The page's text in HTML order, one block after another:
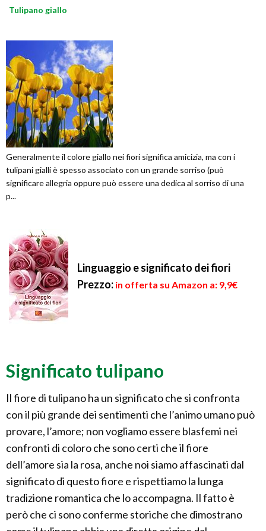
Tulipano giallo
Generalmente il colore giallo nei fiori significa amicizia, ma con i
tulipani gialli è spesso associato con un grande sorriso (può
significare allegria oppure può essere una dedica al sorriso di una
p...
Linguaggio e significato dei fiori
Prezzo: in offerta su Amazon a: 9,9€
Significato tulipano
Il fiore di tulipano ha un significato che si confronta
con il più grande dei sentimenti che l’animo umano può
provare, l’amore; non vogliamo essere blasfemi nei
confronti di coloro che sono certi che il fiore
dell’amore sia la rosa, anche noi siamo affascinati dal
significato di questo fiore e rispettiamo la lunga
tradizione romantica che lo accompagna. Il fatto è
però che ci sono conferme storiche che dimostrano